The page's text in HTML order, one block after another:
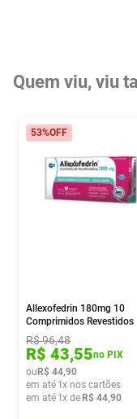
Quem viu, viu
53%OFF
Allexofedrin 180mg 10
Comprimidos Revestidos
R$96,48
R$ 43,55no PIX
ou R$ 44,90
em até 1x nos cartões
em até 1x de R$ 44,90